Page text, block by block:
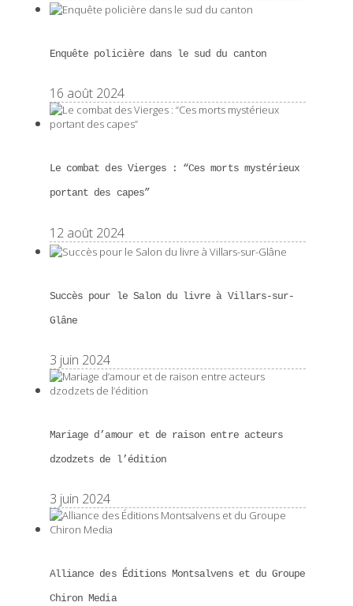
Enquête policière dans le sud du canton
16 août 2024
Le combat des Vierges : “Ces morts mystérieux
portant des capes”
12 août 2024
Succès pour le Salon du livre à Villars-sur-
Glâne
3 juin 2024
Mariage d’amour et de raison entre acteurs
dzodzets de l’édition
3 juin 2024
Alliance des Éditions Montsalvens et du Groupe
Chiron Media